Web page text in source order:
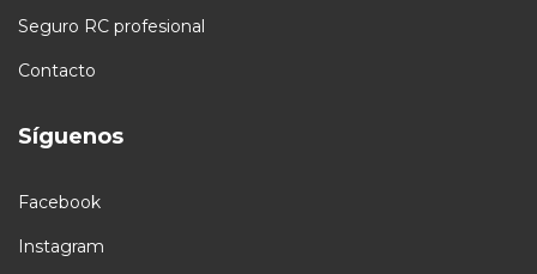
Seguro RC profesional
Contacto
Síguenos
Facebook
Instagram